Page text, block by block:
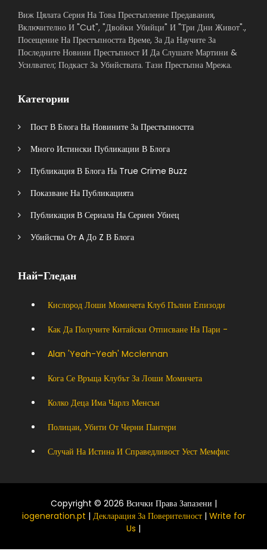
Виж Цялата Серия На Това Престъпление Предавания,
Включително И "Cut", "Двойки Убийци" И "Три Дни Живот".,
Посещение На Престъпността Време, За Да Научите За
Последните Новини Престъпност И Да Слушате Мартини &
Усилвател; Подкаст За Убийствата. Тази Престъпна Мрежа.
Категории
Пост В Блога На Новините За Престъпността
Много Истински Публикации В Блога
Публикация В Блога На True Crime Buzz
Показване На Публикацията
Публикация В Сериала На Сериен Убиец
Убийства От A До Z В Блога
Най-Гледан
Кислород Лоши Момичета Клуб Пълни Епизоди
Как Да Получите Китайски Отписване На Пари -
Alan 'yeah-Yeah' Mcclennan
Кога Се Връща Клубът За Лоши Момичета
Колко Деца Има Чарлз Менсън
Полицаи, Убити От Черни Пантери
Случай На Истина И Справедливост Уест Мемфис
Copyright © 2026 Всички Права Запазени |
iogeneration.pt | Декларация За Поверителност| Write for
Us |